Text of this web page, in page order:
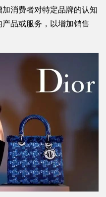
消费者对特定品牌的认知
品或服务，以增加销售